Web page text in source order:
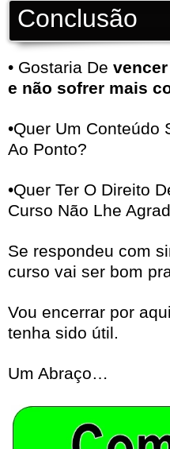
Conclusão
• Gostaria De
e não sofrer mais
•Quer Um Conteúdo
Ao Ponto?
•Quer Ter O Direito
Curso Não Lhe
Se respondeu com
curso vai ser bom
Vou encerrar por
tenha sido útil.
Um Abraço…